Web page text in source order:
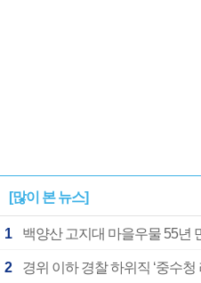
[많이 본 뉴스]
1 백양산 고지대 마을우물 55년
2 경위 이하 경찰 하위직 ‘중수